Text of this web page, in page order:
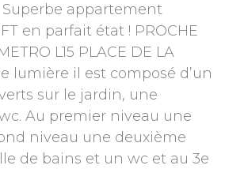
Superbe appartement
en parfait état ! PROCHE
L15 PLACE DE LA
lumière il est composé d’un
sur le jardin, une
Au premier niveau une
niveau une deuxième
de bains et un wc et au 3e